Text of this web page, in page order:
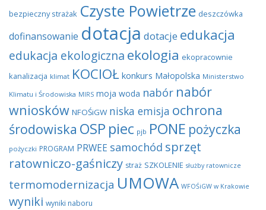
bezpieczny strażak Czyste Powietrze deszczówka
dofinansowanie dotacja dotacje edukacja
edukacja ekologiczna ekologia ekopracownie
kanalizacja klimat KOCIOŁ konkurs Małopolska Ministerstwo
Klimatu i Środowiska MIRS moja woda nabór nabór
wniosków NFOŚiGW niska emisja ochrona
środowiska OSP piec pjb PONE pożyczka
pożyczki PROGRAM PRWEE samochód sprzęt
ratowniczo-gaśniczy straż SZKOLENIE służby ratownicze
termomodernizacja UMOWA WFOŚiGW w Krakowie
wyniki wyniki naboru